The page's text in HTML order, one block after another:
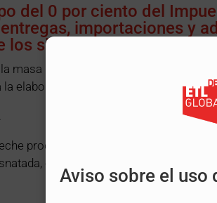
Aviso sobre el uso
del 0 por ciento del
importaciones y
siguientes productos:
de pan común congelada y el pan
elaboración del pan común.
producida por cualquier especie
esterilizada, UHT, evaporada y en